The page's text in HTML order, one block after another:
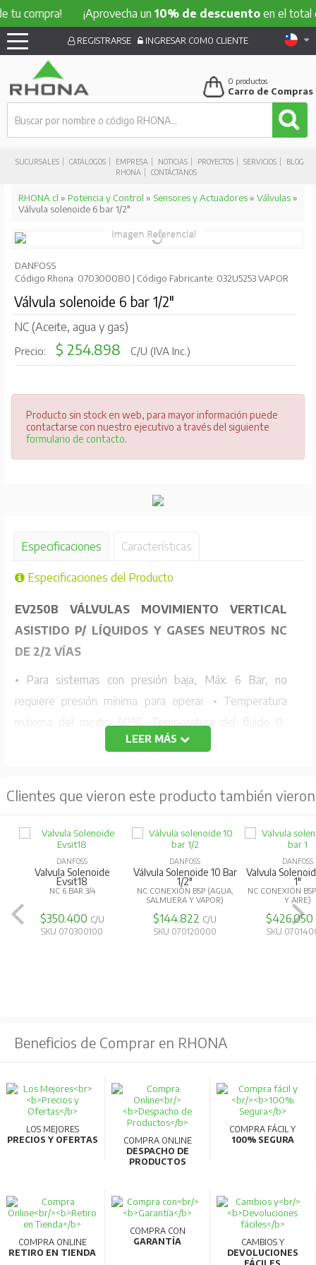
compra! ¡Aprovecha un10% de descuentoen el total
SUCURSALES CATÁLOGOS EMPRESA NOTICIAS PROYECTOS SERVICIOS
BLOG
RHONA
CONTÁCTANOS
REGISTRARSE INGRESAR COMO CLIENTE
0 productos
Carro de Compras
RHONA.cl » Potencia y Control » Sensores y Actuadores» Válvulas»
Válvula solenoide 6 bar 1/2"
DANFOSS
Código Rhona: 070300080 | Código Fabricante: 032U5253 VAPOR
Válvula solenoide 6 bar 1/2"
NC (Aceite, agua y gas)
Precio: $ 254.898 C/U (IVA Inc.)
Producto sin stock en web, para mayor información puede
contactarse con nuestro ejecutivo a través del siguiente
formulario de contacto.
Especificaciones Características
Especificaciones del Producto
EV250B VÁLVULAS MOVIMIENTO VERTICAL
ASISTIDO P/ LÍQUIDOS Y GASES NEUTROS NC
DE 2/2 VÍAS
• Para sistemas con presión baja, Máx. 6 Bar, no
requiere presión mínima para operar. • Temperatura
máxima del medio 90ºC. Temperatura del fluido 0-
LEER MÁS
Clientes que vieron este producto también vieron
DANFOSS
Valvula Solenoide
Evsit18
NC 6 BAR 3/4
$350.400 C/U
SKU 070300100
DANFOSS
Válvula Solenoide 10 Bar
1/2"
NC CONEXIÓN BSP (AGUA,
SALMUERA Y VAPOR)
$144.822 C/U
SKU 070120000
DANFOSS
Valvula
1"
NC CONEXIÓN
Y AIRE)
$426.050
SKU
Beneficios de Comprar en RHONA
LOS MEJORES
PRECIOS Y OFERTAS
COMPRA ONLINE
DESPACHO DE
PRODUCTOS
COMPRA FÁCIL Y
100% SEGURA
COMPRA ONLINE
RETIRO EN TIENDA
COMPRA CON
GARANTÍA
CAMBIOS Y
DEVOLUCIONES